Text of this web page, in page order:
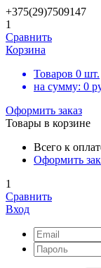
+375(29)7509147
1
Сравнить
Корзина
Товаров 0 шт.
на сумму: 0
Оформить заказ
Товары в корзине
Всего к
Оформить
1
Сравнить
Вход